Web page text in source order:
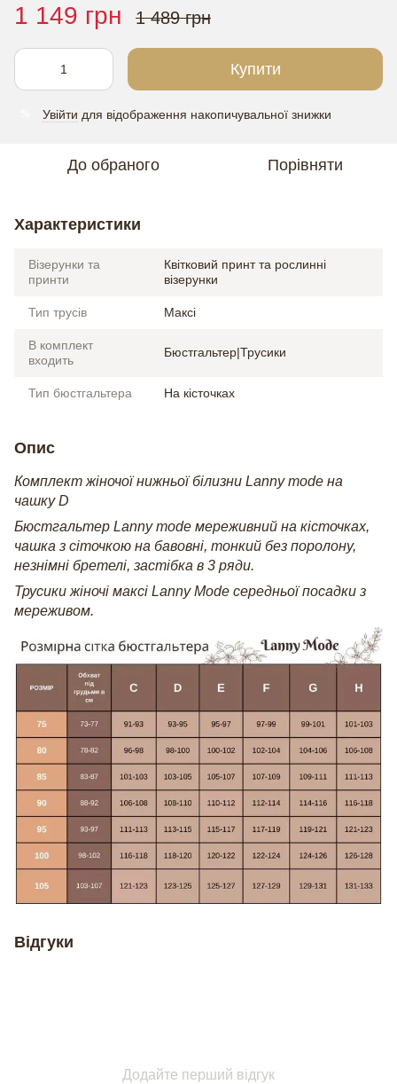
1 149 грн 1 489 грн
Купити
Увійти для відображення накопичувальної знижки
До обраного Порівняти
Характеристики
Візерунки та
принти
Квітковий принт та рослинні
візерунки
Тип трусів Максі
В комплект
входить
Бюстгальтер|Трусики
Тип бюстгальтера На кісточках
Опис
Комплект жіночої нижньої білизни Lanny mode на
чашку D
Бюстгальтер Lanny mode мереживний на кісточках,
чашка з сіточкою на бавовні, тонкий без поролону,
незнімні бретелі, застібка в 3 ряди.
Трусики жіночі максі Lanny Mode середньої посадки з
мереживом.
Відгуки
Додайте перший відгук